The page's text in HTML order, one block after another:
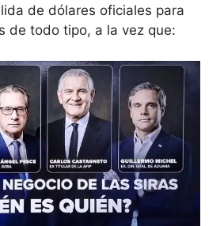
de dólares oficiales para
de todo tipo, a la vez que: